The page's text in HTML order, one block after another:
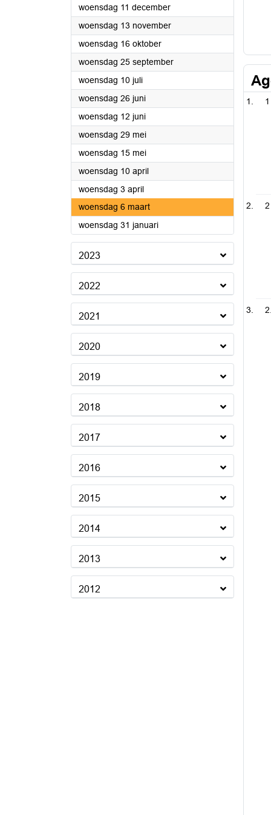
woensdag 11 december2024
woensdag 13 november2024
woensdag 16 oktober2024
woensdag 25 september2024
woensdag 10 juli2024
woensdag 26 juni2024
woensdag 12 juni2024
woensdag 29 mei2024
woensdag 15 mei2024
woensdag 10 april2024
woensdag 3 april2024
woensdag 6 maart2024
woensdag 31 januari2024
2023
2022
2021
2020
2019
2018
2017
2016
2015
2014
2013
2012
1
2